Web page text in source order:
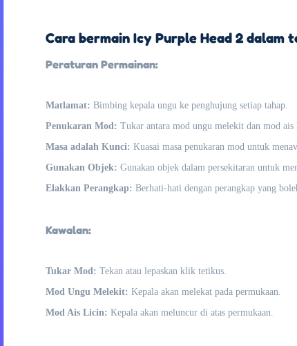
Cara bermain Icy Purple Head 2 dalam
Peraturan Permainan:
Matlamat: Bimbing kepala ungu ke penghujung setiap tahap.
Penukaran Mod: Tukar antara mod ungu melekit dan mod
Masa adalah Kunci: Kuasai masa penukaran mod untuk
Gunakan Objek: Gunakan objek dalam persekitaran untuk
Elakkan Perangkap: Berhati-hati dengan perangkap yang
Kawalan:
Tukar Mod: Tekan atau lepaskan klik tetikus.
Mod Ungu Melekit: Kepala akan melekat pada permukaan.
Mod Ais Licin: Kepala akan meluncur di atas permukaan.